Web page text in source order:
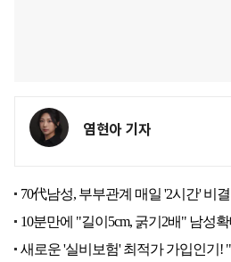
염현아 기자